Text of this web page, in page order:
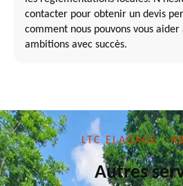
contacter pour obtenir un devis
comment nous pouvons vous
ambitions avec succès.
LTC ELAGAGE -
Autres